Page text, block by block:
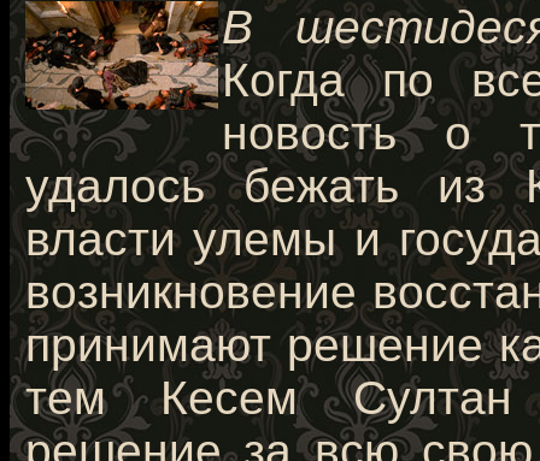
В
Когда по
новость о
удалось бежать из
власти улемы и
возникновение
принимают решение
тем Кесем Султан